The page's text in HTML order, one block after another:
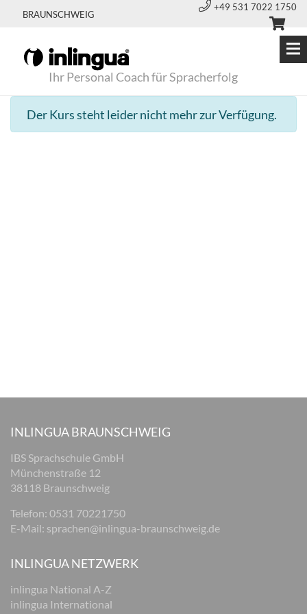
BRAUNSCHWEIG
+49 531 7022 1750
Ihr Personal Coach für Spracherfolg
Der Kurs steht leider nicht mehr zur Verfügung.
INLINGUA BRAUNSCHWEIG
IBS Sprachschule GmbH
Münchenstraße 12
38118 Braunschweig
Telefon: 0531 70221750
E-Mail: sprachen@inlingua-braunschweig.de
INLINGUA NETZWERK
inlingua National A-Z
inlingua International